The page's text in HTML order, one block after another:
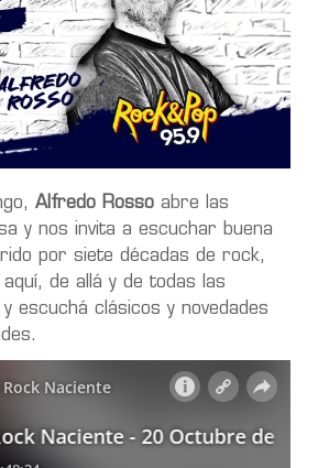
Alfredo Rosso abre las
y nos invita a escuchar buena
por siete décadas de rock,
de allá y de todas las
escuchá clásicos y novedades